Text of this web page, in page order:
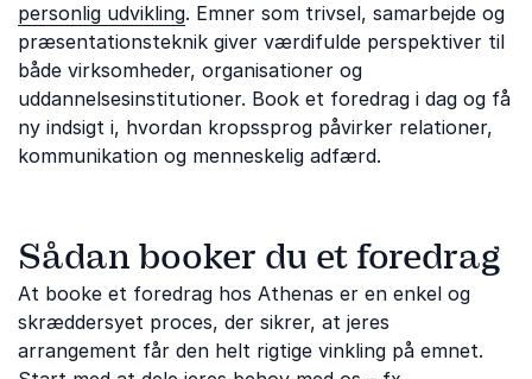
personlig udvikling. Emner som trivsel, samarbejde og
præsentationsteknik giver værdifulde perspektiver til
både virksomheder, organisationer og
uddannelsesinstitutioner. Book et foredrag i dag og få
ny indsigt i, hvordan kropssprog påvirker relationer,
kommunikation og menneskelig adfærd.
Sådan booker du et foredrag
At booke et foredrag hos Athenas er en enkel og
skræddersyet proces, der sikrer, at jeres
arrangement får den helt rigtige vinkling på emnet.